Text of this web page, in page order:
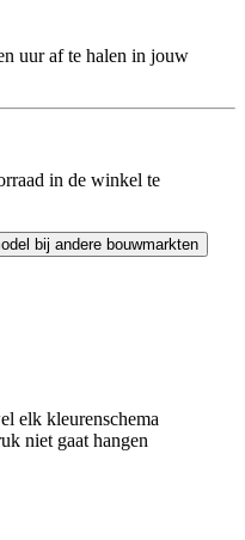
uur af te halen in jouw
in de winkel te
bij andere bouwmarkten
elk kleurenschema
niet gaat hangen